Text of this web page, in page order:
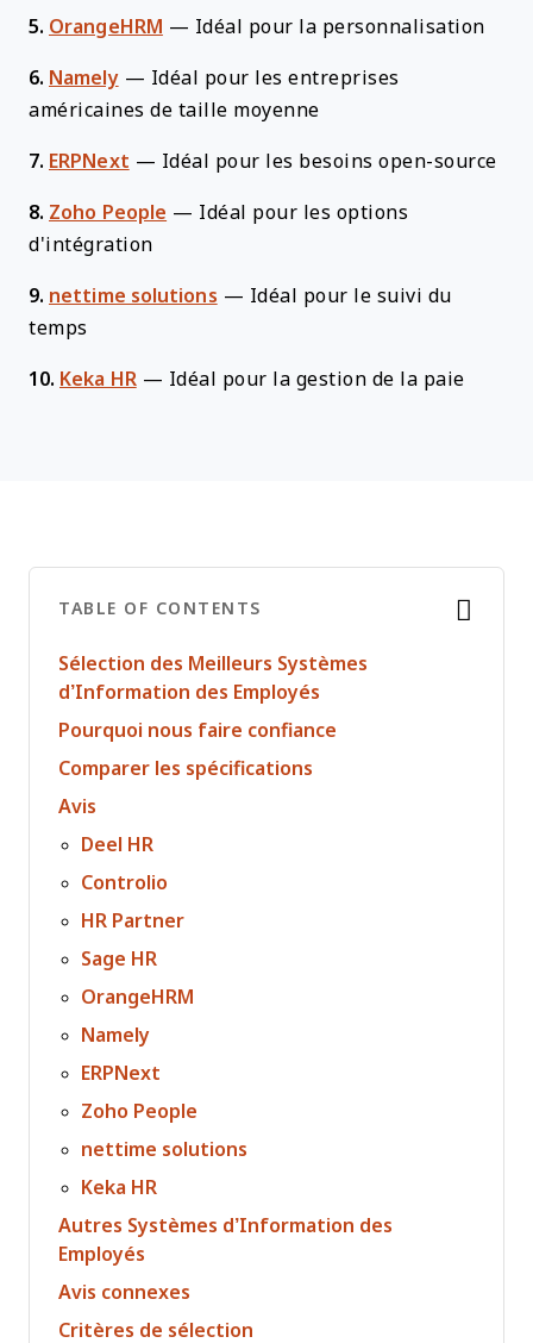
5. OrangeHRM — Idéal pour la personnalisation
6. Namely — Idéal pour les entreprises
américaines de taille moyenne
7. ERPNext — Idéal pour les besoins open-source
8. Zoho People — Idéal pour les options
d'intégration
9. nettime solutions — Idéal pour le suivi du
temps
10. Keka HR — Idéal pour la gestion de la paie
TABLE OF CONTENTS
Sélection des Meilleurs Systèmes
d’Information des Employés
Pourquoi nous faire confiance
Comparer les spécifications
Avis
Deel HR
Controlio
HR Partner
Sage HR
OrangeHRM
Namely
ERPNext
Zoho People
nettime solutions
Keka HR
Autres Systèmes d’Information des
Employés
Avis connexes
Critères de sélection